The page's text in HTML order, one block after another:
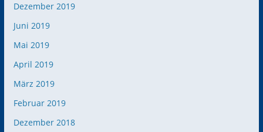
Dezember 2019
Juni 2019
Mai 2019
April 2019
März 2019
Februar 2019
Dezember 2018